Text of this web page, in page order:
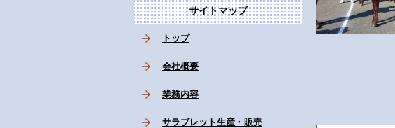
サイトマップ
トップ
会社概要
業務内容
サラブレット生産・販売